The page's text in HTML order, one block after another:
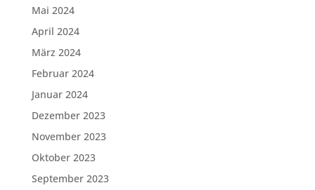
Mai 2024
April 2024
März 2024
Februar 2024
Januar 2024
Dezember 2023
November 2023
Oktober 2023
September 2023